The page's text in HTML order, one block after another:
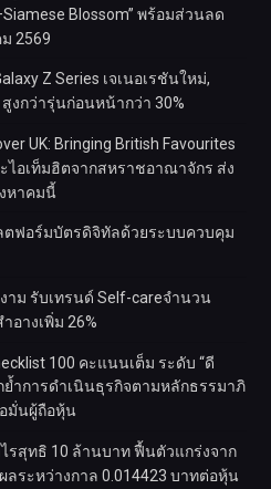
Blossom” พร้อมส่วนลด
2569
Z Series เจเนอเรชันใหม่,
งกว่ารุ่นก่อนหน้ากว่า 30%
UK: Bringing British Favourites
ไอเท็มฮิตจากสหราชอาณาจักร ส่ง
หาคมนี้
ตฟอร์มบัตรดิจิทัลด้วยระบบควบคุม
าม รับเทรนด์ Self-careจำนวน
อางเพิ่ม 26%
100 คะแนนเต็ม ระดับ “ดี
ย้ำการดำเนินธุรกิจตามหลักธรรมาภิ
มั่นผู้ถือหุ้น
ไรสุทธิ 10 ล้านบาท ฟื้นตัวแกร่งจาก
ระหว่างกาล 0.014423 บาทต่อหุ้น